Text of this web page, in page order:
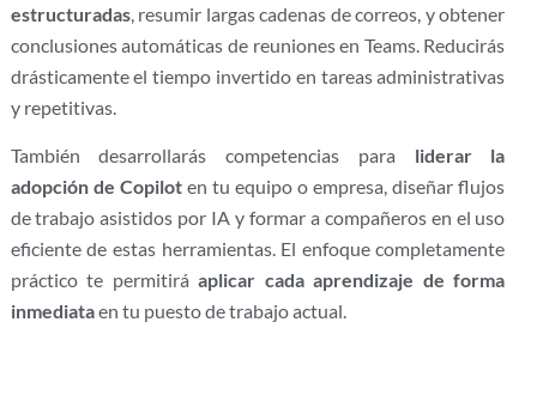
estructuradas, resumir largas cadenas de correos, y obtener
conclusiones automáticas de reuniones en Teams. Reducirás
drásticamente el tiempo invertido en tareas administrativas
y repetitivas.
También desarrollarás competencias para liderar la
adopción de Copiloten tu equipo o empresa, diseñar flujos
de trabajo asistidos por IA y formar a compañeros en el uso
eficiente de estas herramientas. El enfoque completamente
práctico te permitiráaplicar cada aprendizaje de forma
inmediataen tu puesto de trabajo actual.